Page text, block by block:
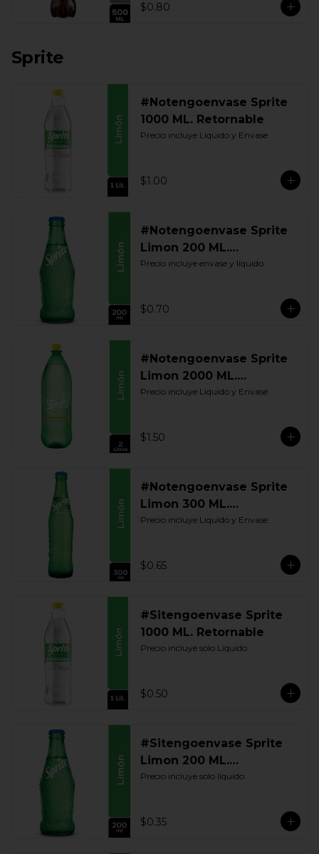
$0.80
Sprite
#Notengoenvase Sprite
1000 ML. Retornable
Precio incluye Liquido y Envase
$1.00
#Notengoenvase Sprite
Limon 200 ML.
Retornable
Precio incluye envase y líquido
$0.70
#Notengoenvase Sprite
Limon 2000 ML.
Retornable
Precio incluye Liquido y Envase
$1.50
#Notengoenvase Sprite
Limon 300 ML.
Retornable
Precio incluye Liquido y Envase
$0.65
#Sitengoenvase Sprite
1000 ML. Retornable
Precio incluye solo Liquido
$0.50
#Sitengoenvase Sprite
Limon 200 ML.
Retornable
Precio incluye solo líquido
$0.35